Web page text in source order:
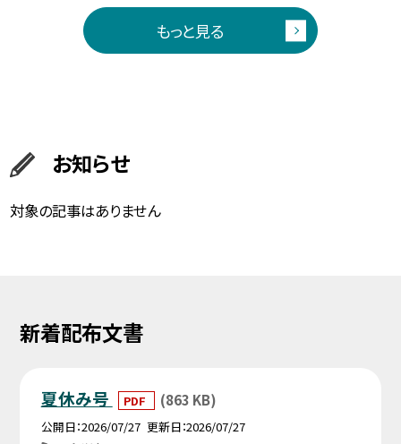
もっと見る
お知らせ
対象の記事はありません
新着配布文書
夏休み号 PDF (863 KB)
公開日 2026/07/27 更新日 2026/07/27